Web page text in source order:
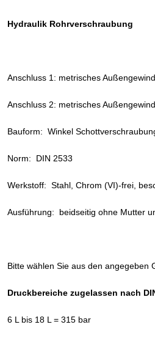
Hydraulik Rohrverschraubung
Anschluss 1: metrisches
Anschluss 2: metrisches
Bauform: Winkel
Norm: DIN 2533
Werkstoff: Stahl, Chrom (VI)-frei,
Ausführung: beidseitig ohne Mutter
Bitte wählen Sie aus den angegeben
Druckbereiche zugelassen nach
6 L bis 18 L = 315 bar